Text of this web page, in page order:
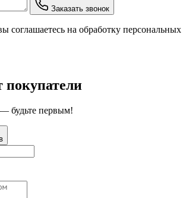
Заказать звонок
соглашаетесь на обработку персональных
покупатели
будьте первым!